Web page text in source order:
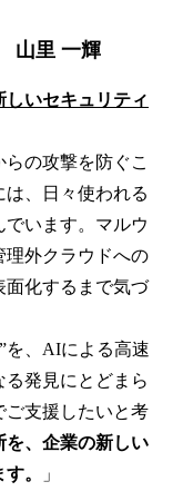
山里 一輝
いセキュリティ
らの攻撃を防ぐこ
、日々使われる
います。マルウ
理外クラウドへの
面化するまで気づ
を、AIによる高速
発見にとどまら
ご支援したいと考
を、企業の新しい
。
」